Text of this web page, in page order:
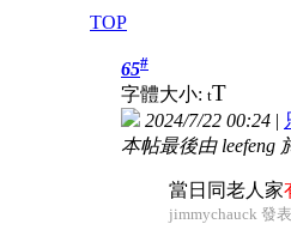
TOP
65#
字體大小: tT
2024/7/22 00:24 |
本帖最後由 leefeng
當日同老人家
jimmychauck 發